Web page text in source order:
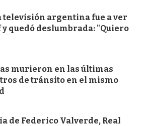
televisión argentina fue a ver
y quedó deslumbrada: "Quiero
murieron en las últimas
de tránsito en el mismo
de Federico Valverde, Real